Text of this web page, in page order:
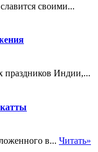
своими...
праздников Индии,...
в... Читать»